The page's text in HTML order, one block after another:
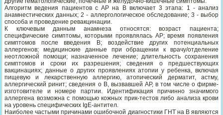
Алгоритм ведения пациентов с АР на В включает 3 этапа: 1 - анализ
анамнестических данных; 2 - аллергологическое обследование; 3 - выбор
способа и проведение ревакцинации.
К ключевым данным анамнеза относятся: возраст пациента;
специфические симптомы, которыми проявлялась АР; время появления
симптомов после введения В; воздействие других потенциальных
аллергенов; медицинские данные при обращении к врачу/отделение
неотложной помощи; назначенное лечение; длительность сохранения
симптомов и сроки их разрешения; сведения о предшествующих
вакцинациях; данные о других проявлениях атопии у ребенка, включая
пищевую и лекарственную аллергию, атопический дерматит, астму,
аллергический ринит; сведения о В, вызвавшей АР, в том числе о фирме-
изготовителе и номере партии. Идентификация причинно значимого
аллергена возможна с помощью кожных прик-тестов либо анализа крови
на уровень специфических IgE-антител.
Наиболее частыми причинами ошибочной диагностики ГНТ на В являются